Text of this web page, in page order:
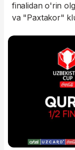
finalidan o'rin
va "Paxtakor"